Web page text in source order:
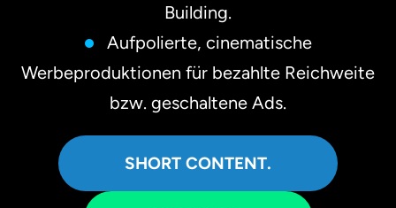
Building.
Aufpolierte, cinematische
Werbeproduktionen für bezahlte Reichweite
bzw. geschaltene Ads.
SHORT CONTENT.